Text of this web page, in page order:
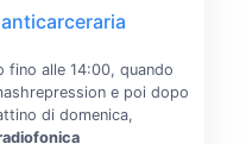
fino alle 14:00, quando
e poi dopo
di domenica,